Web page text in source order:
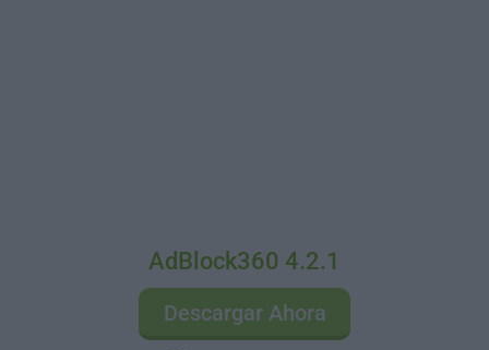
AdBlock360 4.2.1
Descargar Ahora